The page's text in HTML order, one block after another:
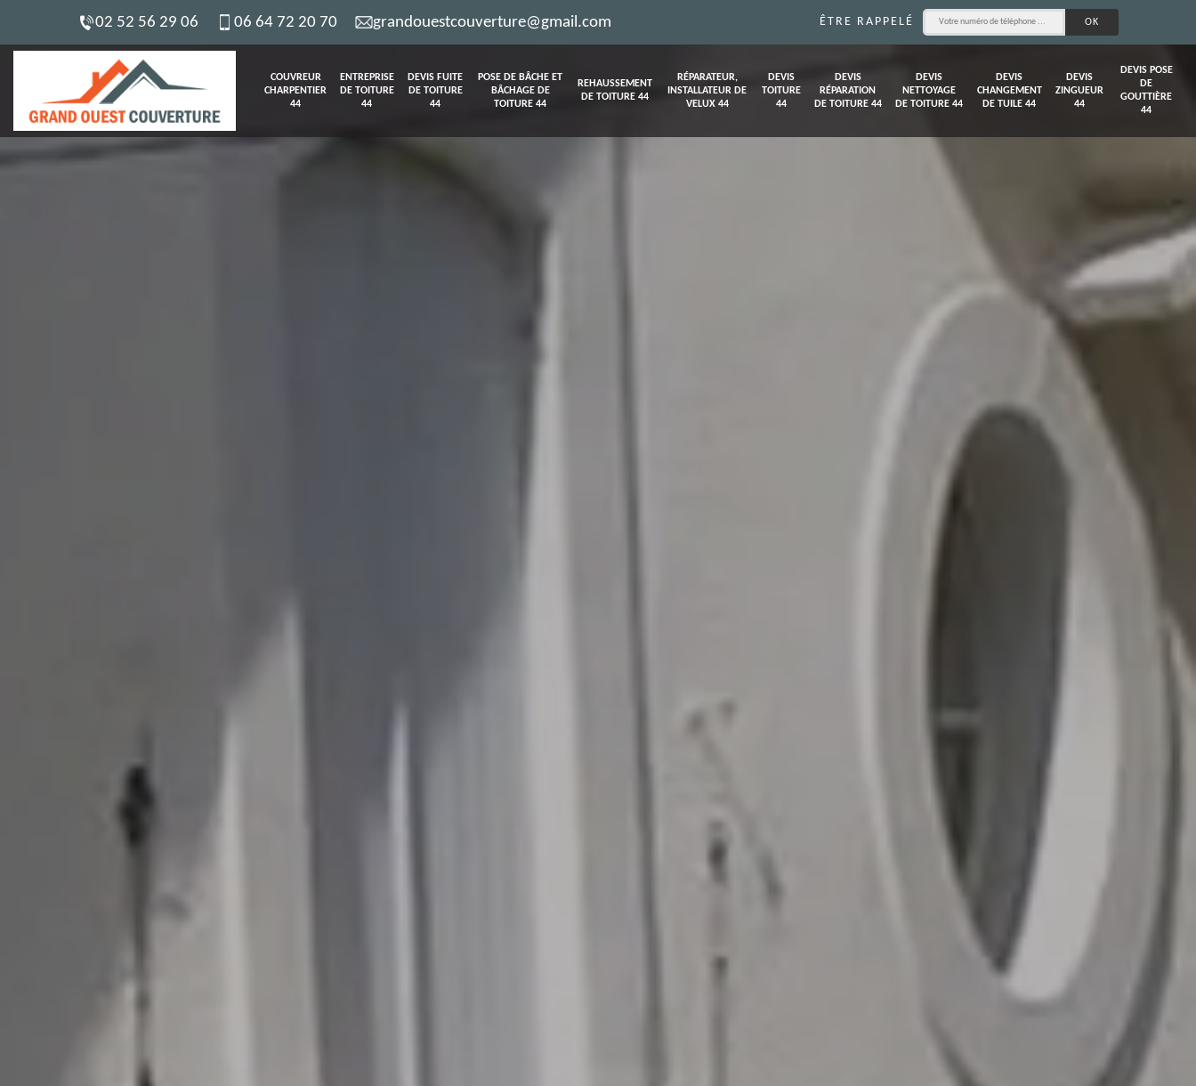
02 52 56 29 06 06 64 72 20 70 grandouestcouverture@gmail.com ÊTRE RAPPELÉ
COUVREUR
CHARPENTIER
44
ENTREPRISE
DE TOITURE
44
DEVIS FUITE
DE TOITURE
44
POSE DE BÂCHE ET
BÂCHAGE DE
TOITURE 44
REHAUSSEMENT
DE TOITURE 44
RÉPARATEUR,
INSTALLATEUR DE
VELUX 44
DEVIS
TOITURE
44
DEVIS
RÉPARATION
DE TOITURE 44
DEVIS
NETTOYAGE
DE TOITURE 44
DEVIS
CHANGEMENT
DE TUILE 44
DEVIS
ZINGUEUR
44
DEVIS POSE
DE
GOUTTIÈRE
44